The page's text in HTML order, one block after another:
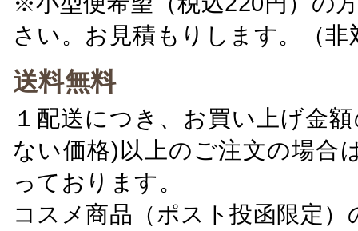
さい。お見積もりします。（非
送料無料
１配送につき、お買い上げ金
ない価格)以上のご注文の場合
っております。
コスメ商品（ポスト投函限定